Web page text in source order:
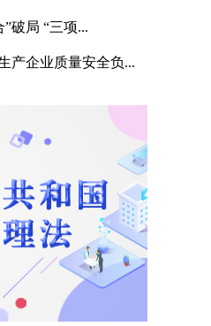
破局 “三项...
产企业质量安全负...